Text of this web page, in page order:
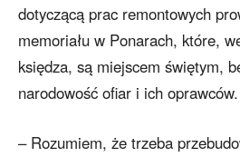
dotyczącą prac remontowych
memoriału w Ponarach, które,
księdza, są miejscem świętym,
narodowość ofiar i ich oprawców.
– Rozumiem, że trzeba